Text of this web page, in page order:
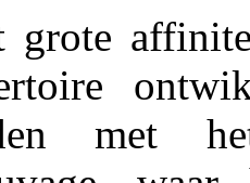
grote
met